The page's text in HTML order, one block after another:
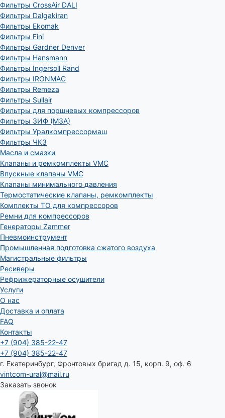
Фильтры CrossAir DALI
Фильтры Dalgakiran
Фильтры Ekomak
Фильтры Fini
Фильтры Gardner Denver
Фильтры Hansmann
Фильтры Ingersoll Rand
Фильтры IRONMAC
Фильтры Remeza
Фильтры Sullair
Фильтры для поршневых компрессоров
Фильтры ЗИФ (МЗА)
Фильтры Уралкомпрессормаш
Фильтры ЧКЗ
Масла и смазки
Клапаны и ремкомплекты VMC
Впускные клапаны VMC
Клапаны минимального давления
Термостатические клапаны, ремкомплекты
Комплекты ТО для компрессоров
Ремни для компрессоров
Генераторы Zammer
Пневмоинструмент
Промышленная подготовка сжатого воздуха
Магистральные фильтры
Ресиверы
Рефрижераторные осушители
Услуги
О нас
Доставка и оплата
FAQ
Контакты
+7 (904) 385-22-47
+7 (904) 385-22-47
г. Екатеринбург, Фронтовых бригад д. 15, корп. 9, оф. 6
vintcom-ural@mail.ru
Заказать звонок